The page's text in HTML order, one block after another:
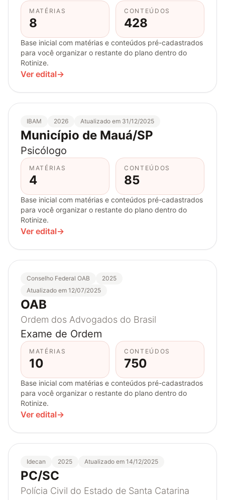
MATÉRIAS
8
CONTEÚDOS
428
Base inicial com matérias e conteúdos pré-cadastrados
para você organizar o restante do plano dentro do
Rotinize.
Ver edital→
IBAM 2026 Atualizado em 31/12/2025
Município de Mauá/SP
Psicólogo
MATÉRIAS
4
CONTEÚDOS
85
Base inicial com matérias e conteúdos pré-cadastrados
para você organizar o restante do plano dentro do
Rotinize.
Ver edital→
Conselho Federal OAB
2025
Atualizado em 12/07/2025
OAB
Ordem dos Advogados do Brasil
Exame de Ordem
MATÉRIAS
10
CONTEÚDOS
750
Base inicial com matérias e conteúdos pré-cadastrados
para você organizar o restante do plano dentro do
Rotinize.
Ver edital→
Idecan 2025 Atualizado em 14/12/2025
PC/SC
Polícia Civil do Estado de Santa Catarina